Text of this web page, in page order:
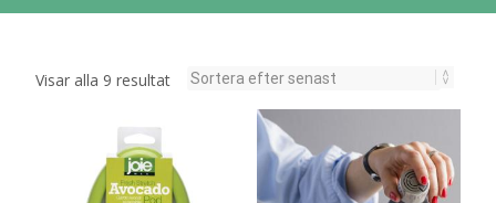
Visar alla 9 resultatSortera